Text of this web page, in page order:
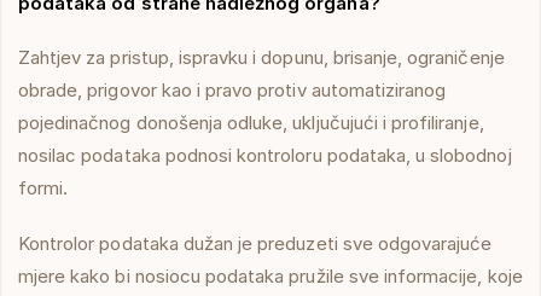
Zahtjev za pristup, ispravku i dopunu, brisanje, ograničenje
obrade, prigovor kao i pravo protiv automatiziranog
pojedinačnog donošenja odluke, uključujući i profiliranje,
nosilac podataka podnosi kontroloru podataka, u slobodnoj
formi.
Kontrolor podataka dužan je preduzeti sve odgovarajuće
mjere kako bi nosiocu podataka pružile sve informacije, koje